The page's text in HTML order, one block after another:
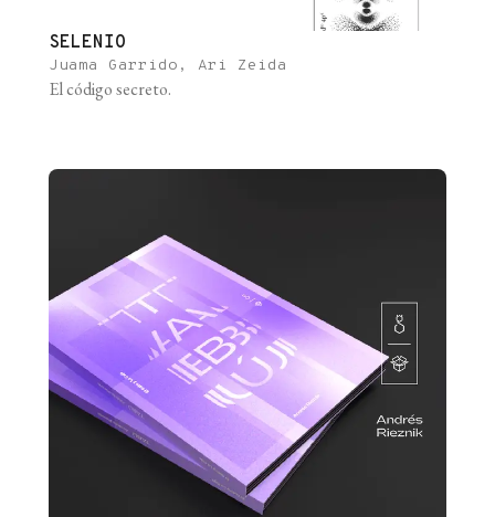
SELENIO
Juama Garrido, Ari Zeida
El código secreto.